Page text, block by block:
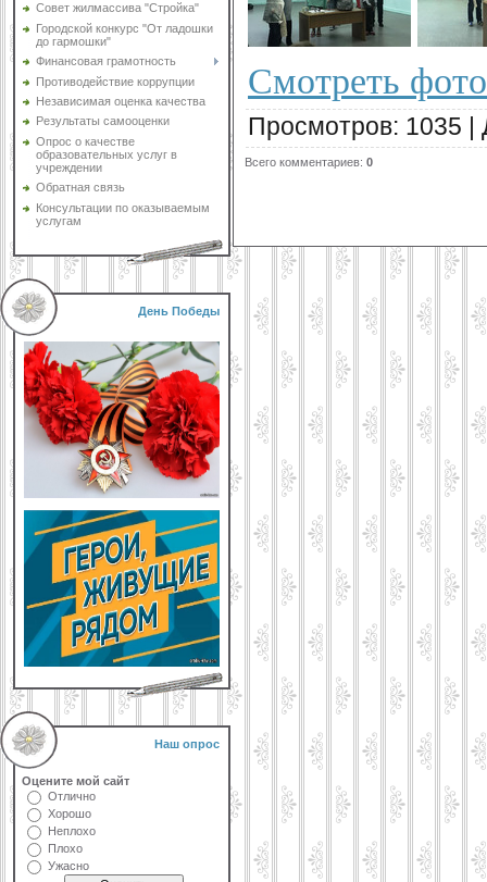
Совет жилмассива "Стройка"
Городской конкурс "От ладошки
до гармошки"
Финансовая грамотность
Противодействие коррупции
Независимая оценка качества
Результаты самооценки
Опрос о качестве
образовательных услуг в
учреждении
Обратная связь
Консультации по оказываемым
услугам
День Победы
Наш опрос
Оцените мой сайт
Отлично
Хорошо
Неплохо
Плохо
Ужасно
Смотреть
Просмотров: 1035
Всего комментариев: 0